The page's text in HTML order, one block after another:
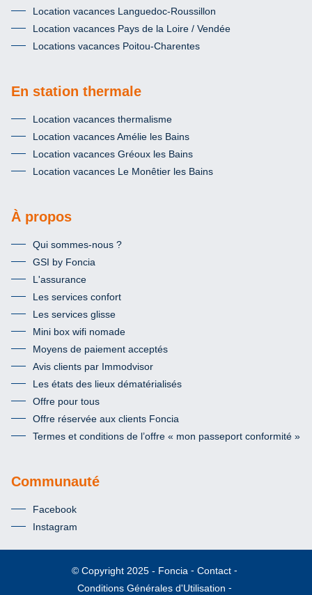
Location vacances Languedoc-Roussillon
Location vacances Pays de la Loire / Vendée
Locations vacances Poitou-Charentes
En station thermale
Location vacances thermalisme
Location vacances Amélie les Bains
Location vacances Gréoux les Bains
Location vacances Le Monêtier les Bains
À propos
Qui sommes-nous ?
GSI by Foncia
L'assurance
Les services confort
Les services glisse
Mini box wifi nomade
Moyens de paiement acceptés
Avis clients par Immodvisor
Les états des lieux dématérialisés
Offre pour tous
Offre réservée aux clients Foncia
Termes et conditions de l’offre « mon passeport conformité »
Communauté
Facebook
Instagram
© Copyright 2025 Foncia
Contact
Conditions Générales d'Utilisation